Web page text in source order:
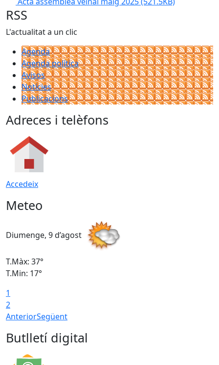
RSS
L'actualitat a un clic
Agenda
Agenda política
Avisos
Notícies
Publicacions
Adreces i telèfons
Accedeix
Meteo
Diumenge, 9 d’agost
T.Màx: 37°
T.Min: 17°
1
2
AnteriorSegüent
Butlletí digital